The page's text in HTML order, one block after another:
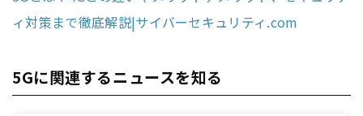
ィ対策まで徹底解説|サイバーセキュリティ.com
5Gに関連するニュースを知る